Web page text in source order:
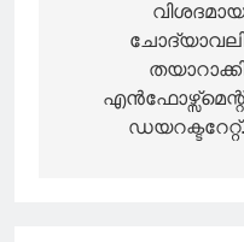
വിശദമായ
ചോദ്യാവലി
തയാറാക്കി
എൻഫോഴ്സ്മെന്റ്
ഡയറക്ടറേറ്റ്.